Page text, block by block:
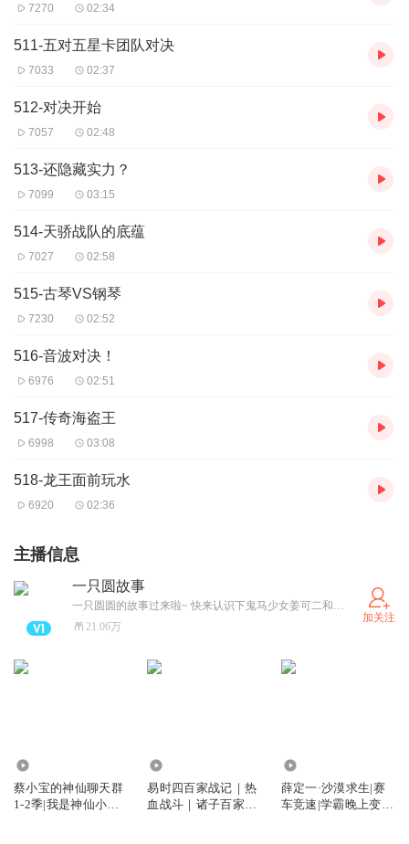
7270 02:34
511-五对五星卡团队对决
7033 02:37
512-对决开始
7057 02:48
513-还隐藏实力？
7099 03:15
514-天骄战队的底蕴
7027 02:58
515-古琴VS钢琴
7230 02:52
516-音波对决！
6976 02:51
517-传奇海盗王
6998 03:08
518-龙王面前玩水
6920 02:36
主播信息
一只圆故事
一只圆圆的故事过来啦~ 快来认识下鬼马少女姜可二和高冷学霸薛定一吧！
21.06万
加关注
蔡小宝的神仙聊天群
1-2季|我是神仙小跟
易时四百家战记｜热
血战斗｜诸子百家传
薛定一·沙漠求生|赛
车竞速|学霸晚上变二